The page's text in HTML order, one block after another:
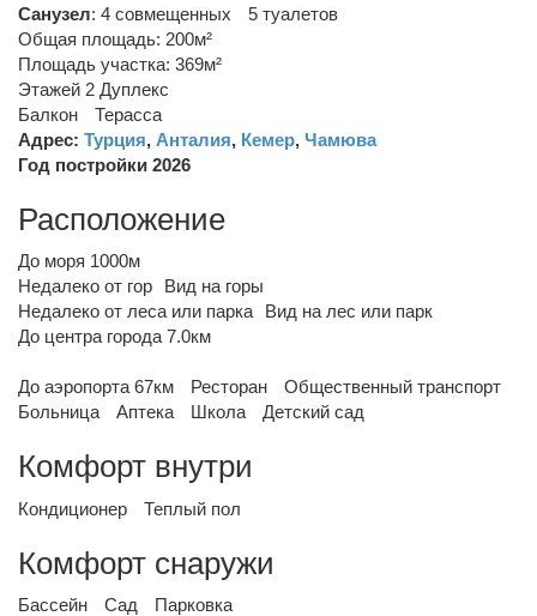
Санузел: 4 совмещенных
5 туалетов
Общая площадь: 200м²
Площадь участка: 369м²
Этажей 2 Дуплекс
Балкон
Терасса
Адрес: Турция, Анталия, Кемер, Чамюва
Год постройки 2026
Расположение
До моря 1000м
Недалеко от гор
Вид на горы
Недалеко от леса или парка
Вид на лес или парк
До центра города 7.0км
До аэропорта 67км Ресторан
Общественный транспорт
Больница
Аптека Школа Детский сад
Комфорт внутри
Кондиционер Теплый пол
Комфорт снаружи
Бассейн Сад Парковка